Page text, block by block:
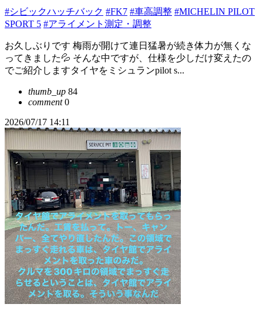
#シビックハッチバック #FK7 #車高調整 #MICHELIN PILOT
SPORT 5 #アライメント測定・調整
お久しぶりです 梅雨が開けて連日猛暑が続き体力が無くな
ってきました💦 そんな中ですが、仕様を少しだけ変えたの
でご紹介しますタイヤをミシュランpilot s...
thumb_up 84
comment0
2026/07/17 14:11